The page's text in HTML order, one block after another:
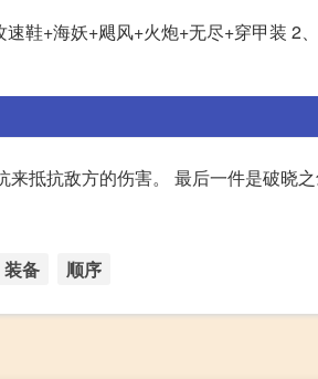
鞋+海妖+飓风+火炮+无尽+穿甲装 2
抵抗敌方的伤害。 最后一件是破晓
装备 顺序